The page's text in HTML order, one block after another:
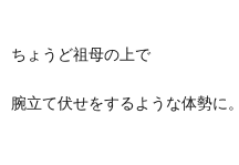
ちょうど祖母の上で
腕立て伏せをするような体勢に。